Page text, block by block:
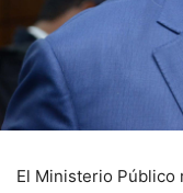
El Ministerio Público